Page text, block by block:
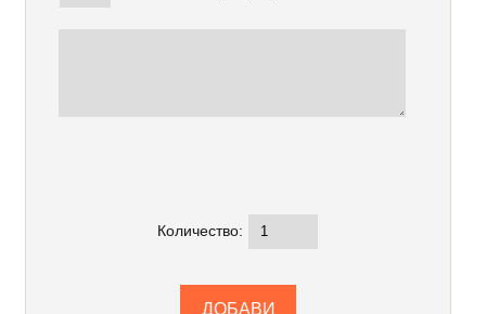
Количество: